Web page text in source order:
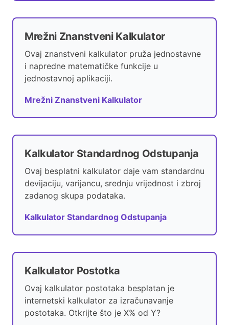
Mrežni Znanstveni Kalkulator
Ovaj znanstveni kalkulator pruža jednostavne
i napredne matematičke funkcije u
jednostavnoj aplikaciji.
Mrežni Znanstveni Kalkulator
Kalkulator Standardnog Odstupanja
Ovaj besplatni kalkulator daje vam standardnu
devijaciju, varijancu, srednju vrijednost i zbroj
zadanog skupa podataka.
Kalkulator Standardnog Odstupanja
Kalkulator Postotka
Ovaj kalkulator postotaka besplatan je
internetski kalkulator za izračunavanje
postotaka. Otkrijte što je X% od Y?